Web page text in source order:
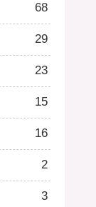
68
29
23
15
16
2
3